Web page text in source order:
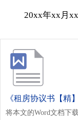
20xx年xx月
《租房协议书【精】
将本文的Word文档下